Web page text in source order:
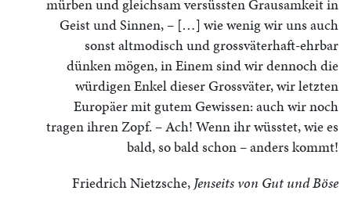
mürben und gleichsam versüssten Grausamkeit in
Geist und Sinnen, – […] wie wenig wir uns auch
sonst altmodisch und grossväterhaft-ehrbar
dünken mögen, in Einem sind wir dennoch die
würdigen Enkel dieser Grossväter, wir letzten
Europäer mit gutem Gewissen: auch wir noch
tragen ihren Zopf. – Ach! Wenn ihr wüsstet, wie es
bald, so bald schon – anders kommt!
Friedrich Nietzsche, Jenseits von Gut und Böse